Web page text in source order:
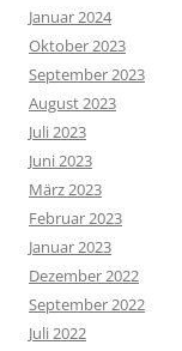
Januar 2024
Oktober 2023
September 2023
August 2023
Juli 2023
Juni 2023
März 2023
Februar 2023
Januar 2023
Dezember 2022
September 2022
Juli 2022